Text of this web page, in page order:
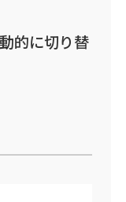
的に切り替